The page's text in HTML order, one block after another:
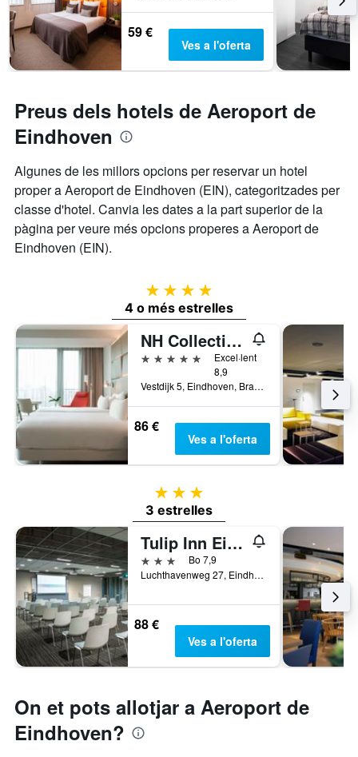
59 €
Ves a l'oferta
Preus dels hotels de Aeroport de
Eindhoven
Algunes de les millors opcions per reservar un hotel
proper a Aeroport de Eindhoven (EIN), categoritzades per
classe d'hotel. Canvia les dates a la part superior de la
pàgina per veure més opcions properes a Aeroport de
Eindhoven (EIN).
4 estrelles
4 o més estrelles
NH Collection Eindhoven Centre
5 estrelles
Excel·lent
8,9
Vestdijk 5, Eindhoven, Brabant Septentrional, Països Baixos
86 €
Ves a l'oferta
3 estrelles
3 estrelles
Tulip Inn Eindhoven Airport
3 estrellesBo 7,9
Luchthavenweg 27, Eindhoven, Brabant Septentrional, Països Baixos
88 €
Ves a l'oferta
On et pots allotjar a Aeroport de
Eindhoven?